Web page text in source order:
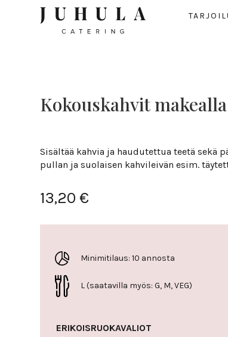
Kokous­kahvit
Sisältää kahvia ja haudutettua teetä sekä
pullan ja suolaisen kahvileivän esim.
13,20€
Minimitilaus: 10 annosta
L (saatavilla myös: G, M, VEG)
ERIKOISRUOKAVALIOT